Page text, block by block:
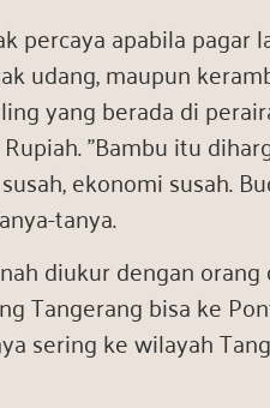
percaya apabila pagar
udang, maupun
yang berada di
”Bambu itu
ekonomi susah.
tanya.
diukur dengan
Tangerang bisa ke
sering ke wilayah